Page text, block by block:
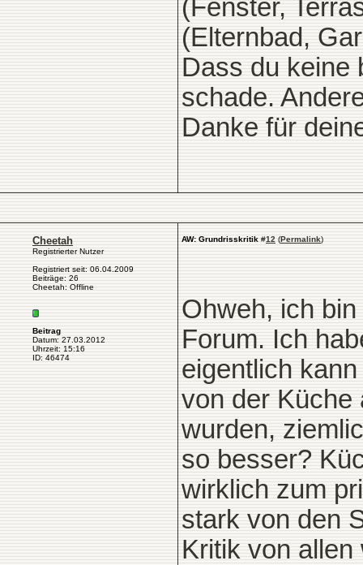
(Fenster,
(Elternbad,
Dass du keine
schade.
Danke für
Cheetah
Registrierter Nutzer
Registriert seit: 06.04.2009
Beiträge: 26
Cheetah: Offline
Beitrag
Datum: 27.03.2012
Uhrzeit: 15:16
ID: 46474
AW: Grundrisskritik #12 (Permalink)
Ohweh, ich
Forum. Ich
eigentlich
von der Küche
wurden,
so besser?
wirklich zum
stark von den
Kritik von